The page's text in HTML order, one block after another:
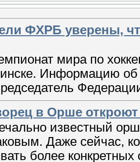
ФХРБ уверены,
мира по
Информацию об
в Орше откроют
известный
Даже сейчас,
более конкретных